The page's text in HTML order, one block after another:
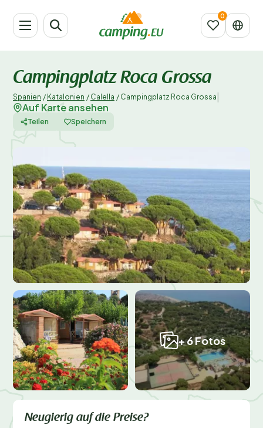
Campingplatz Roca Grossa
Spanien / Katalonien / Calella / Campingplatz Roca Grossa
Auf Karte ansehen
Teilen Speichern
+ 6 Fotos
Neugierig auf die Preise?